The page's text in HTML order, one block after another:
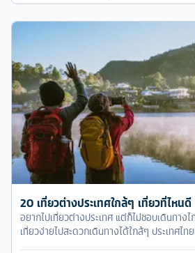
20 เที่ยวต่างประเทศใกล้ๆ เที่ยวที่ไหนดี
อยากไปเที่ยวต่างประเทศ แต่ก็ไม่ชอบเดินทาง
เที่ยวง่ายไปสะดวกเดินทางได้ใกล้ๆ ประเทศไท